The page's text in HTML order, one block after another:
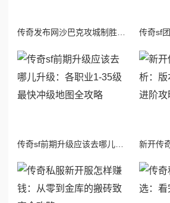
传奇发布网沙巴克攻城制胜关键：赢下这座城靠的绝不只是人多